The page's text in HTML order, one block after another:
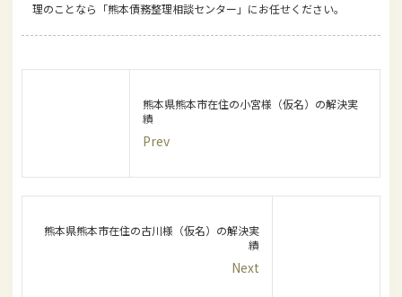
理のことなら「熊本債務整理相談センター」にお任せください。
熊本県熊本市在住の小宮様（仮名）の解決実
績
Prev
熊本県熊本市在住の古川様（仮名）の解決実
績
Next